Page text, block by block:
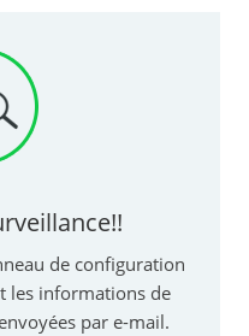
de configuration
les informations de
par e-mail.